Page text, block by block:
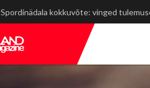
Mont-Blanc Marathon: rasked tõusud,